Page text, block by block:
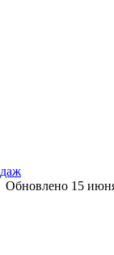
Обновлено 15